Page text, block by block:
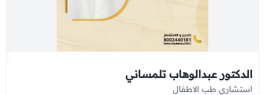
الدكتور عبدالوهاب تلمساني
استشاري طب الاطفال